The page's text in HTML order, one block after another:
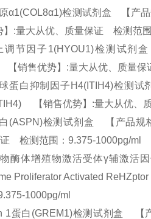
检测试剂盒 【产品
:量大从优、质量保证 检测范
节因子1(HYOU1)检测试剂
【销售优势】:量大从优、质量
蛋白抑制因子H4(ITIH4)检测
【销售优势】:量大从优
(ASPN)检测试剂盒 【产品规
证 检测范围：9.375-1000pg/ml
酶体增殖物激活受体γ辅激活
Proliferator Activated
1000pg/ml
蛋白(GREM1)检测试剂盒 【